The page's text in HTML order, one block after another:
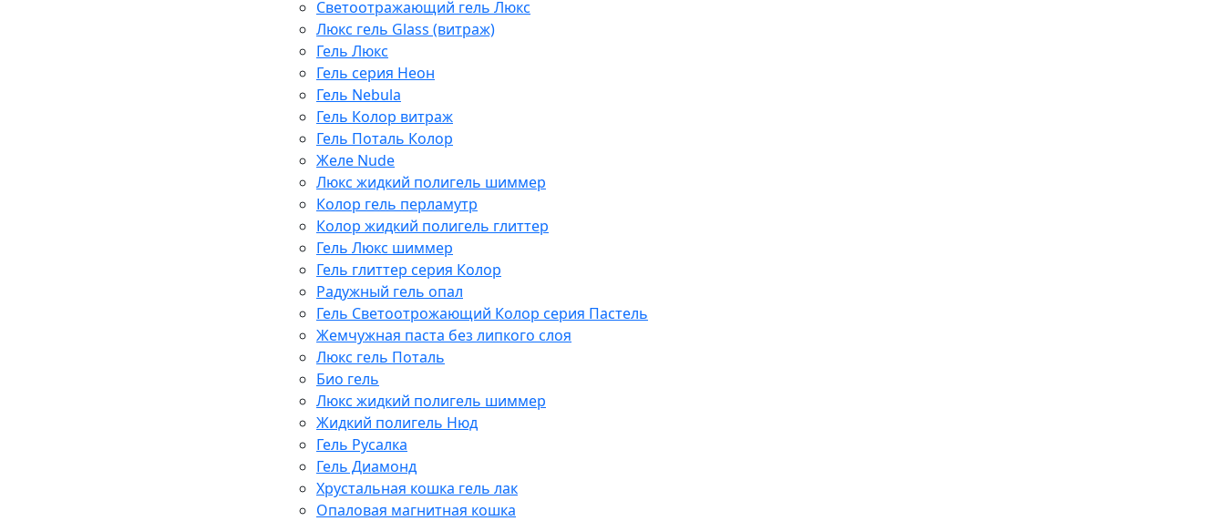
Светоотражающий гель Люкс
Люкс гель Glass (витраж)
Гель Люкс
Гель серия Неон
Гель Nebula
Гель Колор витраж
Гель Поталь Колор
Желе Nude
Люкс жидкий полигель шиммер
Колор гель перламутр
Колор жидкий полигель глиттер
Гель Люкс шиммер
Гель глиттер серия Колор
Радужный гель опал
Гель Светоотрожающий Колор серия Пастель
Жемчужная паста без липкого слоя
Люкс гель Поталь
Био гель
Люкс жидкий полигель шиммер
Жидкий полигель Нюд
Гель Русалка
Гель Диамонд
Хрустальная кошка гель лак
Опаловая магнитная кошка